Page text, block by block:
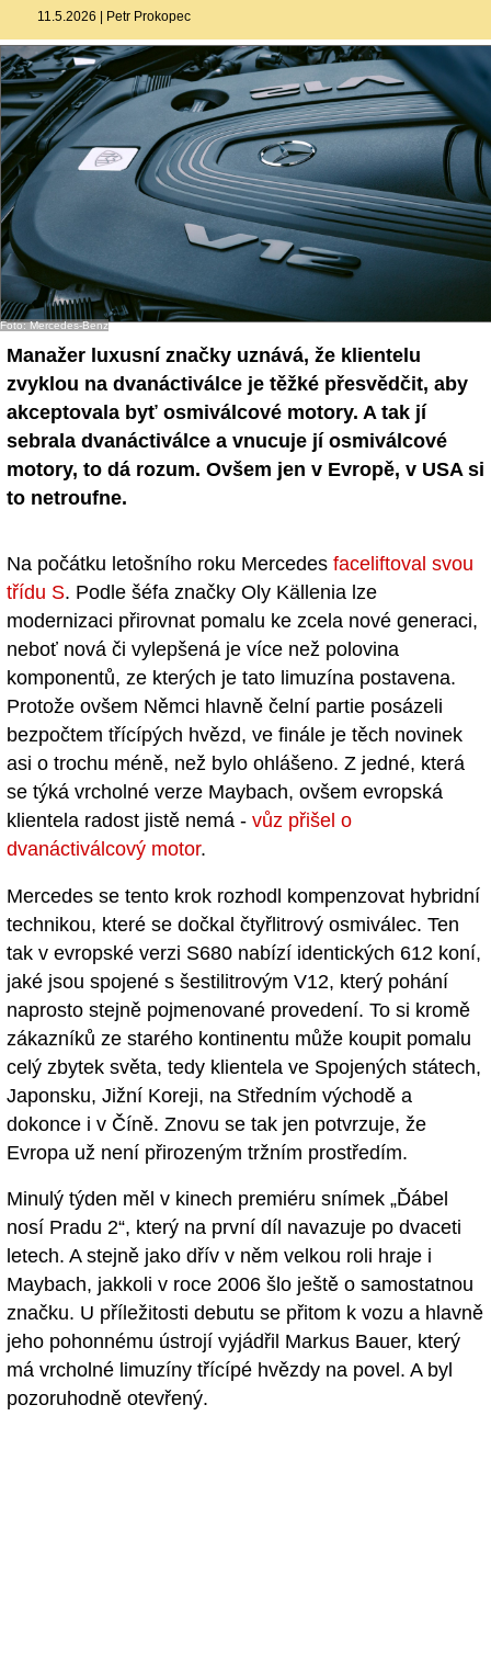
11.5.2026 | Petr Prokopec
Foto: Mercedes-Benz
Manažer luxusní značky uznává, že klientelu
zvyklou na dvanáctiválce je těžké přesvědčit, aby
akceptovala byť osmiválcové motory. A tak jí
sebrala dvanáctiválce a vnucuje jí osmiválcové
motory, to dá rozum. Ovšem jen v Evropě, v USA si
to netroufne.
Na počátku letošního roku Mercedes faceliftoval svou
třídu S. Podle šéfa značky Oly Källenia lze
modernizaci přirovnat pomalu ke zcela nové generaci,
neboť nová či vylepšená je více než polovina
komponentů, ze kterých je tato limuzína postavena.
Protože ovšem Němci hlavně čelní partie posázeli
bezpočtem třícípých hvězd, ve finále je těch novinek
asi o trochu méně, než bylo ohlášeno. Z jedné, která
se týká vrcholné verze Maybach, ovšem evropská
klientela radost jistě nemá - vůz přišel o
dvanáctiválcový motor.
Mercedes se tento krok rozhodl kompenzovat hybridní
technikou, které se dočkal čtyřlitrový osmiválec. Ten
tak v evropské verzi S680 nabízí identických 612 koní,
jaké jsou spojené s šestilitrovým V12, který pohání
naprosto stejně pojmenované provedení. To si kromě
zákazníků ze starého kontinentu může koupit pomalu
celý zbytek světa, tedy klientela ve Spojených státech,
Japonsku, Jižní Koreji, na Středním východě a
dokonce i v Číně. Znovu se tak jen potvrzuje, že
Evropa už není přirozeným tržním prostředím.
Minulý týden měl v kinech premiéru snímek „Ďábel
nosí Pradu 2“, který na první díl navazuje po dvaceti
letech. A stejně jako dřív v něm velkou roli hraje i
Maybach, jakkoli v roce 2006 šlo ještě o samostatnou
značku. U příležitosti debutu se přitom k vozu a hlavně
jeho pohonnému ústrojí vyjádřil Markus Bauer, který
má vrcholné limuzíny třícípé hvězdy na povel. A byl
pozoruhodně otevřený.